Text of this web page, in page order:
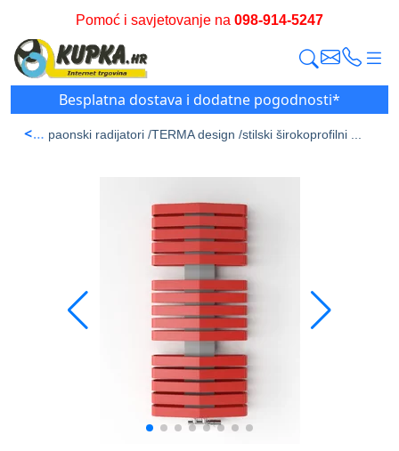
Pomoć i savjetovanje na 098-914-5247
Besplatna dostava i dodatne pogodnosti*
</Kupaonski radijatori /TERMA design /stilski širokoprofilni ...